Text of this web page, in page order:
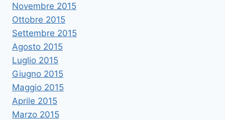
Novembre 2015
Ottobre 2015
Settembre 2015
Agosto 2015
Luglio 2015
Giugno 2015
Maggio 2015
Aprile 2015
Marzo 2015